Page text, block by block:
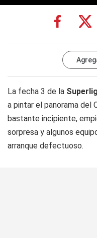
La fecha 3 de la
a pintar el panorama del
bastante incipiente,
sorpresa y algunos
arranque defectuoso.